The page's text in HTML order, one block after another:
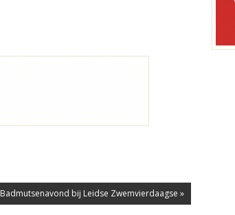
Badmutsenavond bij Leidse Zwemvierdaagse »